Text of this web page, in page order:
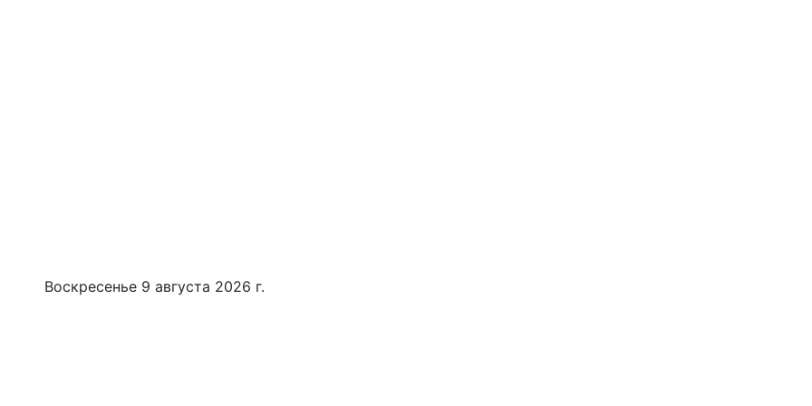
Воскресенье 9 августа 2026 г.